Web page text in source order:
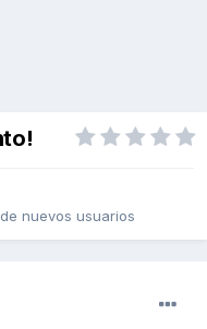
nuevos usuarios